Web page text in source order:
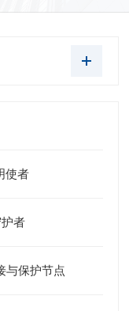
使者
者
与保护节点